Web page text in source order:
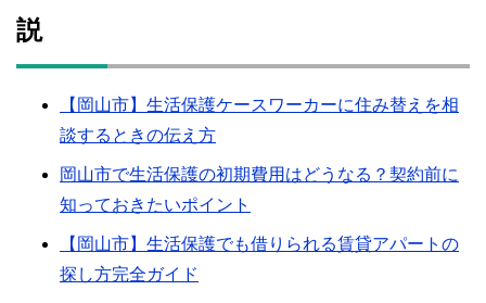
説
【岡山市】生活保護ケースワーカーに住み替えを相
談するときの伝え方
岡山市で生活保護の初期費用はどうなる？契約前に
知っておきたいポイント
【岡山市】生活保護でも借りられる賃貸アパートの
探し方完全ガイド